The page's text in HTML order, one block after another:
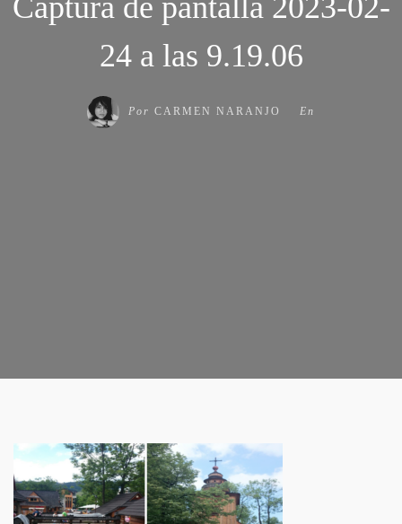
Captura de pantalla 2023-02-
24 a las 9.19.06
Por CARMEN NARANJO En